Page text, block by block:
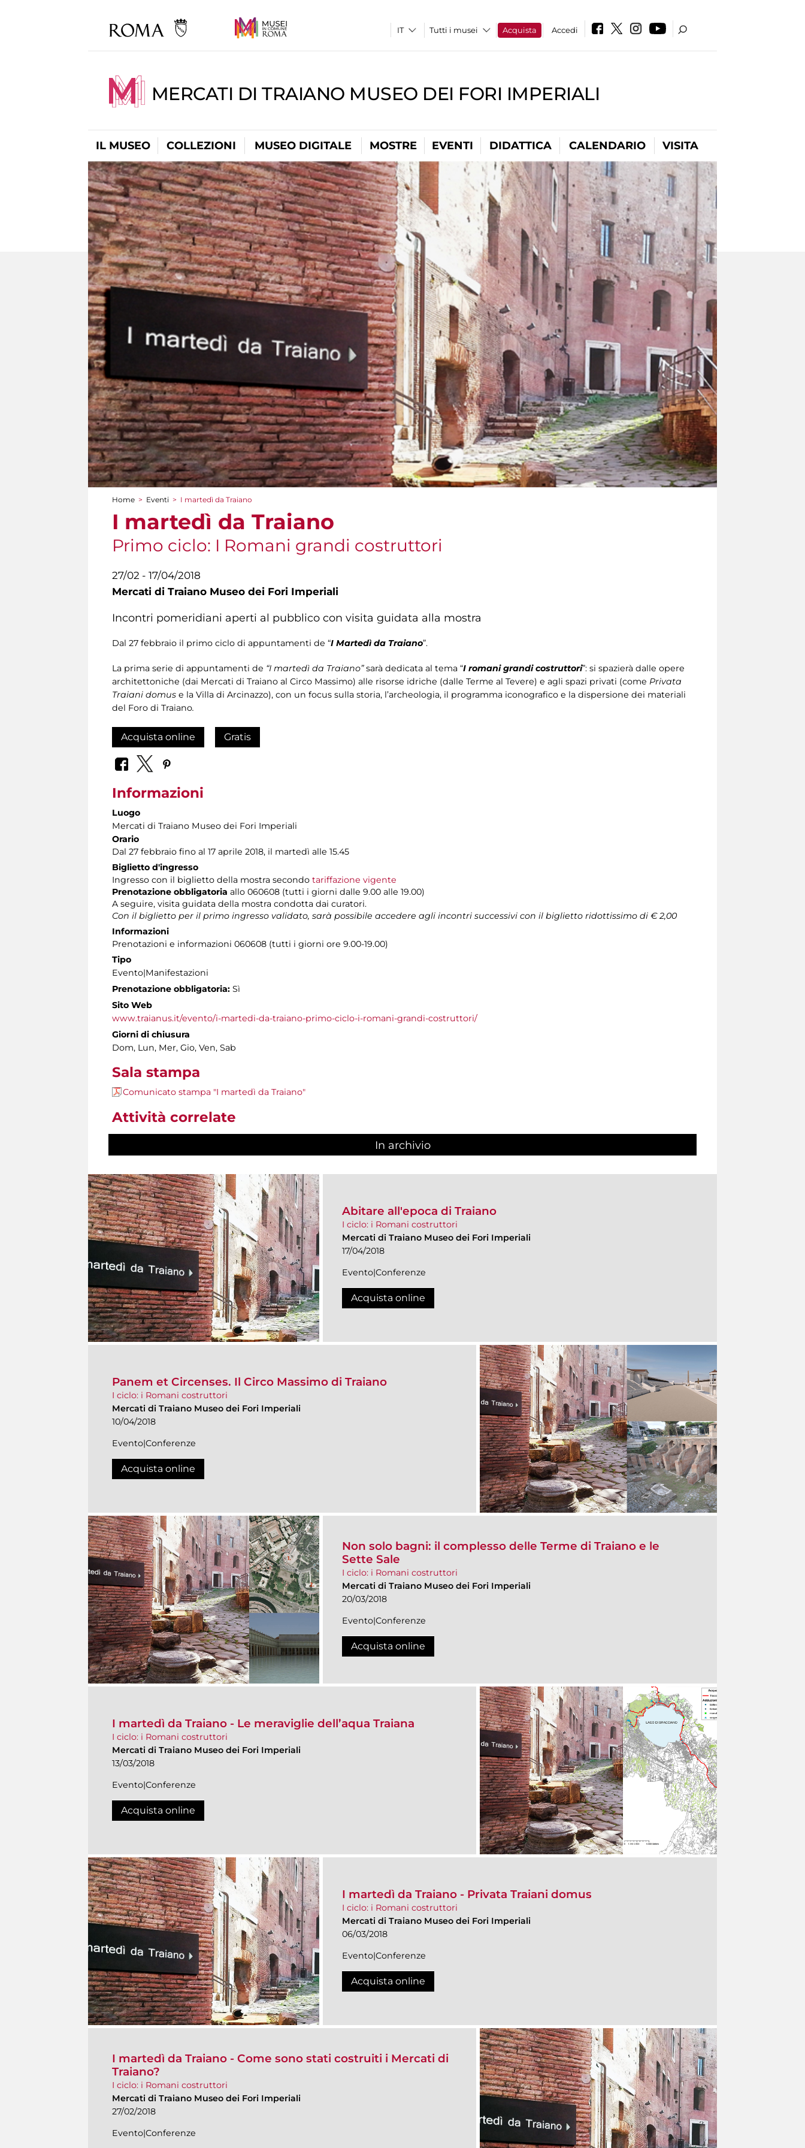
Tutti i musei Acquista Accedi
MERCATI DI TRAIANO MUSEO DEI FORI IMPERIALI
IL MUSEO COLLEZIONI MUSEO DIGITALE MOSTRE EVENTI DIDATTICA CALENDARIO VISITA
Tu sei qui
Home > Eventi > I martedì da Traiano
I martedì da Traiano
Primo ciclo: I Romani grandi costruttori
27/02 - 17/04/2018
Mercati di Traiano Museo dei Fori Imperiali
Incontri pomeridiani aperti al pubblico con visita guidata alla mostra
Dal 27 febbraio il primo ciclo di appuntamenti de “I Martedì da Traiano”.
La prima serie di appuntamenti de “I martedì da Traiano”sarà dedicata al tema “I romani grandi costruttori”: si spazierà dalle opere
architettoniche (dai Mercati di Traiano al Circo Massimo) alle risorse idriche (dalle Terme al Tevere) e agli spazi privati (come Privata
Traiani domus e la Villa di Arcinazzo), con un focus sulla storia, l’archeologia, il programma iconografico e la dispersione dei materiali
del Foro di Traiano.
Acquista online Gratis
Informazioni
Luogo
Mercati di Traiano Museo dei Fori Imperiali
Orario
Dal 27 febbraio fino al 17 aprile 2018, il martedì alle 15.45
Biglietto d'ingresso
Ingresso con il biglietto della mostra secondo tariffazione vigente
Prenotazione obbligatoria allo 060608 (tutti i giorni dalle 9.00 alle 19.00)
A seguire, visita guidata della mostra condotta dai curatori.
Con il biglietto per il primo ingresso validato, sarà possibile accedere agli incontri successivi con il biglietto ridottissimo di € 2,00
Informazioni
Prenotazioni e informazioni 060608 (tutti i giorni ore 9.00-19.00)
Tipo
Evento|Manifestazioni
Prenotazione obbligatoria: Sì
Sito Web
www.traianus.it/evento/i-martedi-da-traiano-primo-ciclo-i-romani-grandi-costruttori/
Giorni di chiusura
Dom, Lun, Mer, Gio, Ven, Sab
Sala stampa
Comunicato stampa "I martedì da Traiano"
Attività correlate
In archivio
Abitare all'epoca di Traiano
I ciclo: i Romani costruttori
Mercati di Traiano Museo dei Fori Imperiali
17/04/2018
Evento|Conferenze
Acquista online
Panem et Circenses. Il Circo Massimo di Traiano
I ciclo: i Romani costruttori
Mercati di Traiano Museo dei Fori Imperiali
10/04/2018
Evento|Conferenze
Acquista online
Non solo bagni: il complesso delle Terme di Traiano e le
Sette Sale
I ciclo: i Romani costruttori
Mercati di Traiano Museo dei Fori Imperiali
20/03/2018
Evento|Conferenze
Acquista online
I martedì da Traiano - Le meraviglie dell’aqua Traiana
I ciclo: i Romani costruttori
Mercati di Traiano Museo dei Fori Imperiali
13/03/2018
Evento|Conferenze
Acquista online
I martedì da Traiano - Privata Traiani domus
I ciclo: i Romani costruttori
Mercati di Traiano Museo dei Fori Imperiali
06/03/2018
Evento|Conferenze
Acquista online
I martedì da Traiano - Come sono stati costruiti i Mercati di
Traiano?
I ciclo: i Romani costruttori
Mercati di Traiano Museo dei Fori Imperiali
27/02/2018
Evento|Conferenze